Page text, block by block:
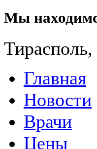
Мы
Главная
Новости
Врачи
Цены